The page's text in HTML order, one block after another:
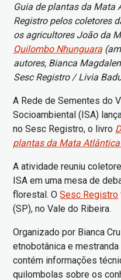
Guia de plantas da Mata
Registro pelos coletores
os agricultores João da
Quilombo Nhunguara
autores, Bianca
Sesc Registro / Livia
A Rede de Sementes do
Socioambiental (ISA)
no Sesc Registro, o livro
plantas da Mata
A atividade reuniu
ISA em uma mesa de
florestal. OSesc Registro
(SP), no Vale do Ribeira.
Organizado por Bianca
etnobotânica e
contém informações
quilombolas sobre os